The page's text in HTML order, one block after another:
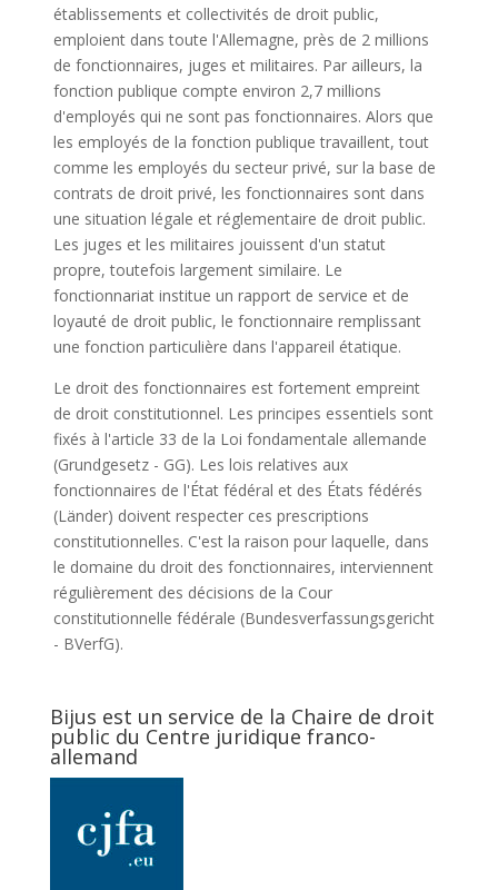
établissements et collectivités de droit public,
emploient dans toute l'Allemagne, près de 2 millions
de fonctionnaires, juges et militaires. Par ailleurs, la
fonction publique compte environ 2,7 millions
d'employés qui ne sont pas fonctionnaires. Alors que
les employés de la fonction publique travaillent, tout
comme les employés du secteur privé, sur la base de
contrats de droit privé, les fonctionnaires sont dans
une situation légale et réglementaire de droit public.
Les juges et les militaires jouissent d'un statut
propre, toutefois largement similaire. Le
fonctionnariat institue un rapport de service et de
loyauté de droit public, le fonctionnaire remplissant
une fonction particulière dans l'appareil étatique.
Le droit des fonctionnaires est fortement empreint
de droit constitutionnel. Les principes essentiels sont
fixés à l'article 33 de la Loi fondamentale allemande
(Grundgesetz - GG). Les lois relatives aux
fonctionnaires de l'État fédéral et des États fédérés
(Länder) doivent respecter ces prescriptions
constitutionnelles. C'est la raison pour laquelle, dans
le domaine du droit des fonctionnaires, interviennent
régulièrement des décisions de la Cour
constitutionnelle fédérale (Bundesverfassungsgericht
- BVerfG).
Bijus est un service de la Chaire de droit
public du Centre juridique franco-
allemand